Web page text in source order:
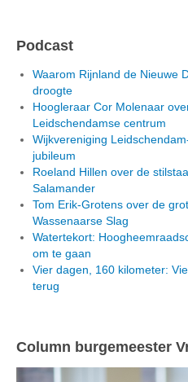
Podcast
Waarom Rijnland de Nieuwe
droogte
Hoogleraar Cor Molenaar
Leidschendamse centrum
Wijkvereniging
jubileum
Roeland Hillen over de
Salamander
Tom Erik-Grotens over de
Wassenaarse Slag
Watertekort:
om te gaan
Vier dagen, 160 kilometer:
terug
Column burgemeester